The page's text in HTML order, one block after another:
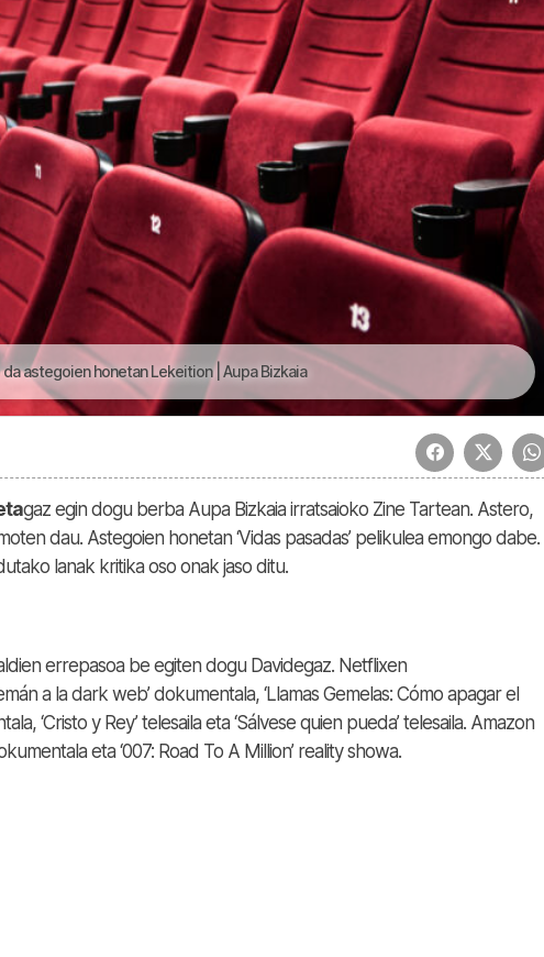
da astegoien honetan Lekeition | Aupa Bizkaia
gaz egin dogu berba Aupa Bizkaia irratsaioko Zine Tartean. Astero,
dau. Astegoien honetan ‘Vidas pasadas’ pelikulea emongo dabe.
lanak kritika oso onak jaso ditu.
errepasoa be egiten dogu Davidegaz. Netflixen
a la dark web’ dokumentala, ‘Llamas Gemelas: Cómo apagar el
‘Cristo y Rey’ telesaila eta ‘Sálvese quien pueda’ telesaila. Amazon
eta ‘007: Road To A Million’ reality showa.